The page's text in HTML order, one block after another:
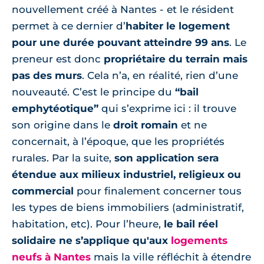
nouvellement créé à Nantes - et le résident
permet à ce dernier d’habiter le logement
pour une durée pouvant atteindre 99 ans. Le
preneur est donc propriétaire du terrain mais
pas des murs. Cela n’a, en réalité, rien d’une
nouveauté. C’est le principe du “bail
emphytéotique” qui s’exprime ici : il trouve
son origine dans le droit romain et ne
concernait, à l’époque, que les propriétés
rurales. Par la suite, son application sera
étendue aux milieux industriel, religieux ou
commercial pour finalement concerner tous
les types de biens immobiliers (administratif,
habitation, etc). Pour l’heure, le bail réel
solidaire ne s’applique qu'aux logements
neufs à Nantes mais la ville réfléchit à étendre